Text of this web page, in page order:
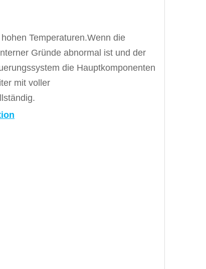
Temperaturen.Wenn die
Gründe abnormal ist und der
die Hauptkomponenten
mit voller